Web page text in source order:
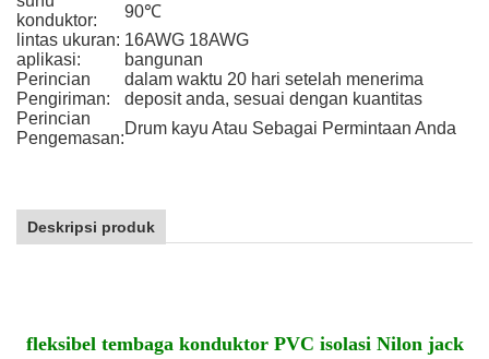
konduktor:
90℃
lintas ukuran: 16AWG 18AWG
aplikasi:
bangunan
Perincian
Pengiriman:
dalam waktu 20 hari setelah menerima
deposit anda, sesuai dengan kuantitas
Perincian
Pengemasan:
Drum kayu Atau Sebagai Permintaan Anda
Deskripsi produk
fleksibel tembaga konduktor PVC isolasi Nilon jack